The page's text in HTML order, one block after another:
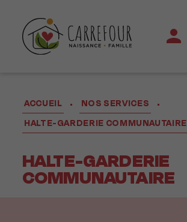
ACCUEIL • NOS SERVICES
•
HALTE-GARDERIE COMMUNAUTAIRE
HALTE-GARDERIE
COMMUNAUTAIRE